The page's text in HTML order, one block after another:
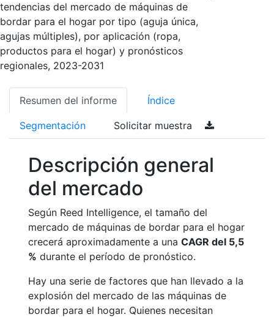
tendencias del mercado de máquinas de
bordar para el hogar por tipo (aguja única,
agujas múltiples), por aplicación (ropa,
productos para el hogar) y pronósticos
regionales, 2023-2031
Resumen del informe Índice
Segmentación Solicitar muestra
Descripción general
del mercado
Según Reed Intelligence, el tamaño del
mercado de máquinas de bordar para el hogar
crecerá aproximadamente a una CAGR del 5,5
% durante el período de pronóstico.
Hay una serie de factores que han llevado a la
explosión del mercado de las máquinas de
bordar para el hogar. Quienes necesitan